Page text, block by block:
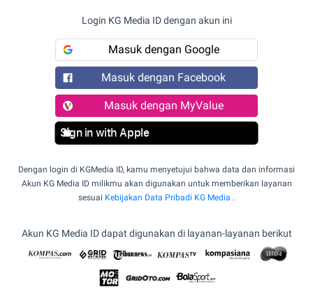
Login KG Media ID dengan akun ini
Masuk dengan Google
Masuk dengan Facebook
Masuk dengan MyValue
Sign in with Apple
Dengan login di KGMedia ID, kamu menyetujui bahwa data dan informasi
Akun KG Media ID milikmu akan digunakan untuk memberikan layanan
sesuai Kebijakan Data Pribadi KG Media .
Akun KG Media ID dapat digunakan di layanan-layanan berikut